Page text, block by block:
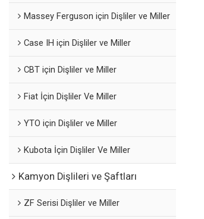
Massey Ferguson için Dişliler ve Miller
Case IH için Dişliler ve Miller
CBT için Dişliler ve Miller
Fiat İçin Dişliler Ve Miller
YTO için Dişliler ve Miller
Kubota İçin Dişliler Ve Miller
Kamyon Dişlileri ve Şaftları
ZF Serisi Dişliler ve Miller